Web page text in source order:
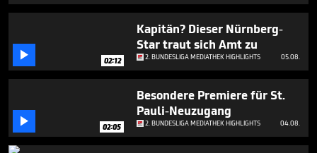
 02:12
Kapitän? Dieser Nürnberg-
Star traut sich Amt zu
2. BUNDESLIGA MEDIATHEK HIGHLIGHTS 05.08.
 02:05
Besondere Premiere für St.
Pauli-Neuzugang
2. BUNDESLIGA MEDIATHEK HIGHLIGHTS 04.08.